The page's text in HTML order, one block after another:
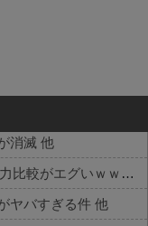
消滅 他
【衝撃】全敵ロックオンレーザーELの火力比較がエグいｗｗｗ 他
ヤバすぎる件 他